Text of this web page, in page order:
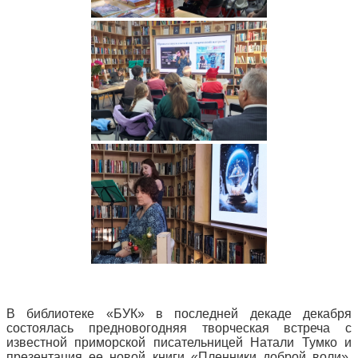
В библиотеке «БУК» в последней декаде декабря
состоялась предновогодняя творческая встреча с
известной приморской писательницей Натали Тумко и